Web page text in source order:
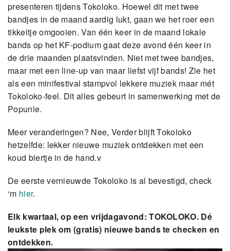
presenteren tijdens Tokoloko. Hoewel dit met twee
bandjes in de maand aardig lukt, gaan we het roer een
tikkeltje omgooien. Van één keer in de maand lokale
bands op het KF-podium gaat deze avond één keer in
de drie maanden plaatsvinden. Niet met twee bandjes,
maar met een line-up van maar liefst vijf bands! Zie het
als een minifestival stampvol lekkere muziek maar mét
Tokoloko-feel. Dit alles gebeurt in samenwerking met de
Popunie.
Meer veranderingen? Nee, Verder blijft Tokoloko
hetzelfde: lekker nieuwe muziek ontdekken met een
koud biertje in de hand.v
De eerste vernieuwde Tokoloko is al bevestigd, check
‘m hier.
Elk kwartaal, op een vrijdagavond: TOKOLOKO. Dé
leukste plek om (gratis) nieuwe bands te checken en
ontdekken.